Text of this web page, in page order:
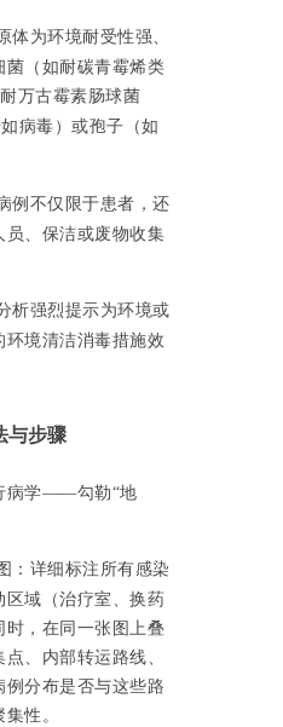
体为环境耐受性强、
菌（如耐碳青霉烯类
万古霉素肠球菌
病毒）或孢子（如
例不仅限于患者，还
员、保洁或废物收集
析强烈提示为环境或
境清洁消毒措施效
与步骤
病学——勾勒“地
：详细标注所有感染
区域（治疗室、换药
时，在同一张图上叠
、内部转运路线、
分布是否与这些路
性。